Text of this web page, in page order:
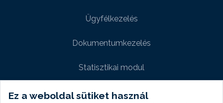
Ez a weboldal sütiket használ
Ügyfélkezelés
Dokumentumkezelés
Statisztikai modul
Weboldal modul